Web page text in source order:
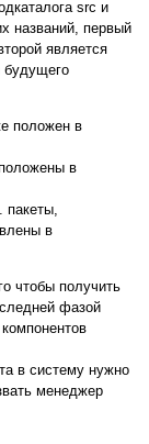
src и
названий, первый
является
будущего
положен в
в
пакеты,
в
чтобы получить
фазой
в систему нужно
менеджер